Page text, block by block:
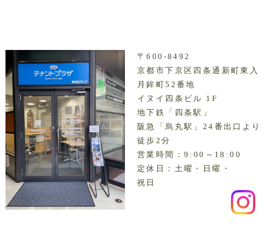
〒600-8492
京都市下京区四条通新町東入
月鉾町52番地
イヌイ四条ビル 1F
地下鉄「四条駅」
阪急「烏丸駅」24番出口より
徒歩2分
営業時間：9:00～18:00
定休日：土曜・日曜・
祝日